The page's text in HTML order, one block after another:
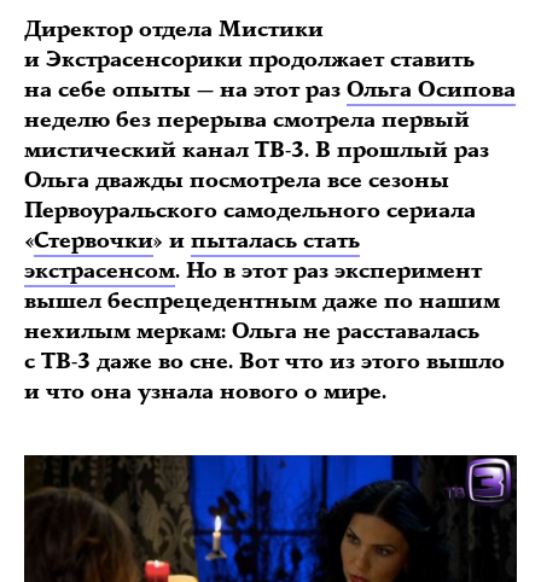
Директор отдела Мистики
и Экстрасенсорики продолжает ставить
на себе опыты — на этот раз Ольга Осипова
неделю без перерыва смотрела первый
мистический канал ТВ-3. В прошлый раз
Ольга дважды посмотрела все сезоны
Первоуральского самодельного сериала
«Стервочки» и пыталась стать
экстрасенсом. Но в этот раз эксперимент
вышел беспрецедентным даже по нашим
нехилым меркам: Ольга не расставалась
c ТВ-3 даже во сне. Вот что из этого вышло
и что она узнала нового о мире.